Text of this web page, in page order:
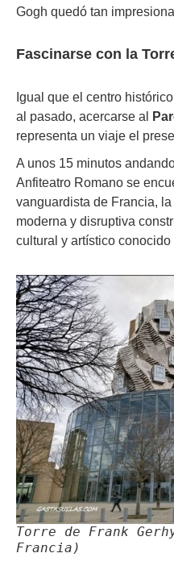
Gogh quedó tan
Fascinarse con la
Igual que el centro
al pasado, acercarse al
representa un viaje el
A unos 15 minutos
Anfiteatro Romano se
vanguardista de Francia, la
moderna y disruptiva
cultural y artístico conocido
Torre de Frank
Francia)